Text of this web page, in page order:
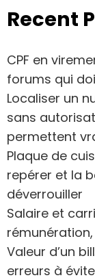
Recent
CPF en
forums qui
Localiser un
sans
permettent
Plaque de
repérer et la
déverrouiller
Salaire et
Valeur d’un
erreurs à